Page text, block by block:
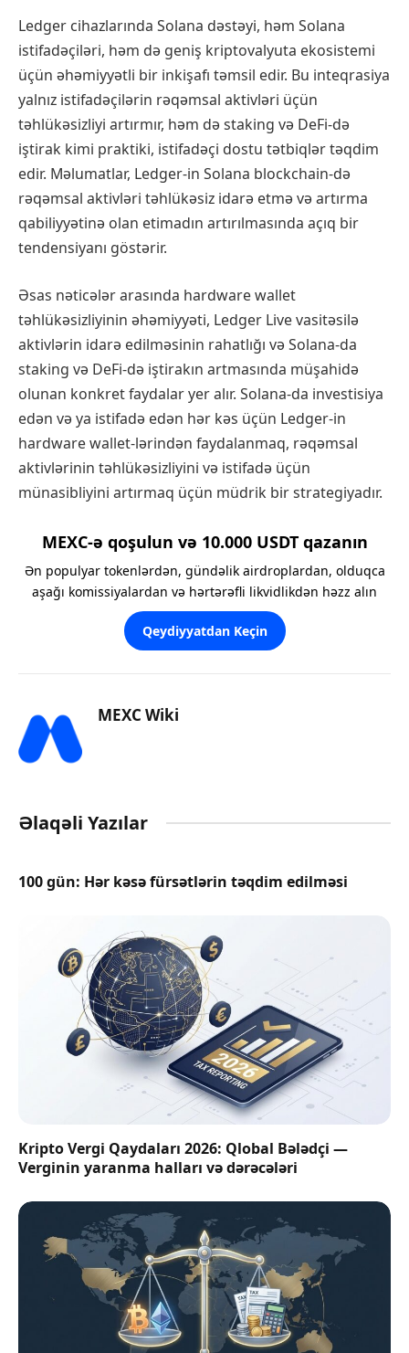
Ledger cihazlarında Solana dəstəyi, həm Solana
istifadəçiləri, həm də geniş kriptovalyuta ekosistemi
üçün əhəmiyyətli bir inkişafı təmsil edir. Bu inteqrasiya
yalnız istifadəçilərin rəqəmsal aktivləri üçün
təhlükəsizliyi artırmır, həm də staking və DeFi-də
iştirak kimi praktiki, istifadəçi dostu tətbiqlər təqdim
edir. Məlumatlar, Ledger-in Solana blockchain-də
rəqəmsal aktivləri təhlükəsiz idarə etmə və artırma
qabiliyyətinə olan etimadın artırılmasında açıq bir
tendensiyanı göstərir.
Əsas nəticələr arasında hardware wallet
təhlükəsizliyinin əhəmiyyəti, Ledger Live vasitəsilə
aktivlərin idarə edilməsinin rahatlığı və Solana-da
staking və DeFi-də iştirakın artmasında müşahidə
olunan konkret faydalar yer alır. Solana-da investisiya
edən və ya istifadə edən hər kəs üçün Ledger-in
hardware wallet-lərindən faydalanmaq, rəqəmsal
aktivlərinin təhlükəsizliyini və istifadə üçün
münasibliyini artırmaq üçün müdrik bir strategiyadır.
MEXC-ə qoşulun və 10.000 USDT qazanın
Ən populyar tokenlərdən, gündəlik airdroplardan, olduqca
aşağı komissiyalardan və hərtərəfli likvidlikdən həzz alın
Qeydiyyatdan Keçin
MEXC Wiki
Əlaqəli Yazılar
100 gün: Hər kəsə fürsətlərin təqdim edilməsi
Kripto Vergi Qaydaları 2026: Qlobal Bələdçi —
Verginin yaranma halları və dərəcələri